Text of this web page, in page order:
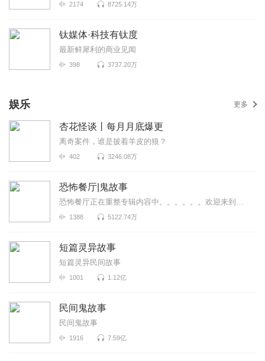
2174 8725.14万
钛媒体·科技有钛度
最新鲜犀利的商业见闻
398 3737.20万
娱乐 更多
杏花怪谈丨每月月底爆更
离奇案件，谁是披着羊皮的狼？
402 3246.08万
恐怖餐厅|鬼故事
恐怖餐厅正在重整专辑内容中。。。。。。欢迎来到恐怖餐厅，来品尝不一样的味道~
1388 5122.74万
短篇灵异故事
短篇灵异民间故事
1001 1.12亿
民间鬼故事
民间鬼故事
1916 7.59亿